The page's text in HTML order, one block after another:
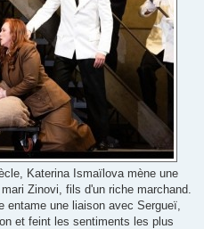
Katerina Ismaïlova mène une
Zinovi, fils d'un riche marchand.
une liaison avec Sergueï,
et feint les sentiments les plus